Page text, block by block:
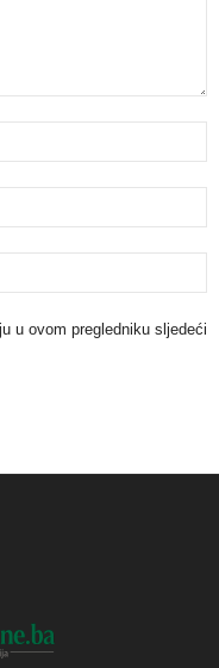
u ovom pregledniku sljedeći